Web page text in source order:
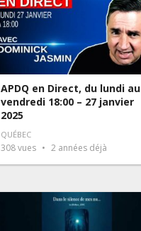
APDQ en Direct, du lundi au
vendredi 18:00 – 27 janvier
2025
QUÉBEC
308vues 2 années déjà